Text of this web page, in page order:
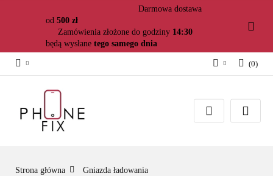
Darmowa dostawa
od 500 zł
Zamówienia złożone do godziny 14:30
będą wysłane tego samego dnia
Załóż konto
(0)
Strona główna Gniazda ładowania